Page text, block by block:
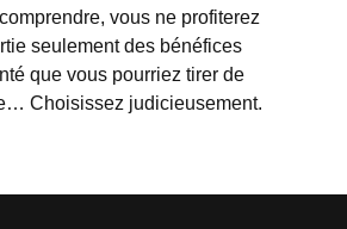
vous ne profiterez
seulement des bénéfices
que vous pourriez tirer de
Choisissez judicieusement.